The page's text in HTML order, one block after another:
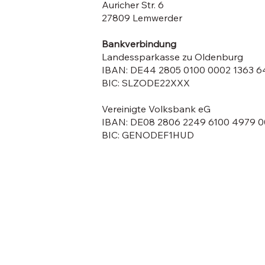
Auricher Str. 6
27809 Lemwerder
Bankverbindung​
Landessparkasse zu Oldenburg
IBAN: DE44 2805 0100 0002 1363
BIC: SLZODE22XXX
Vereinigte Volksbank eG
IBAN: DE08 2806 2249 6100 4979
BIC: GENODEF1HUD